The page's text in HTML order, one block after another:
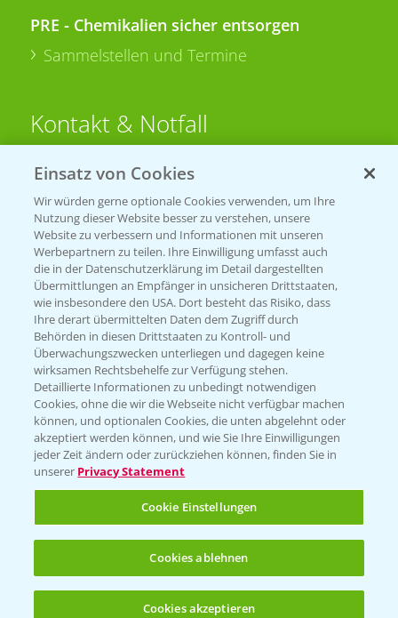
PRE - Chemikalien sicher entsorgen
Sammelstellen und Termine
Kontakt & Notfall
Beratung auf WhatsApp
T.+49 (0)174 346 564 1
KONTAKT
Hilfe in Notfällen
T.+49 (0)214/30-20220
Folgen Sie uns
Einsatz von Cookies
Wir würden gerne optionale Cookies verwenden, um Ihre
Nutzung dieser Website besser zu verstehen, unsere
Website zu verbessern und Informationen mit unseren
Werbepartnern zu teilen. Ihre Einwilligung umfasst auch
die in der Datenschutzerklärung im Detail dargestellten
Übermittlungen an Empfänger in unsicheren Drittstaaten,
wie insbesondere den USA. Dort besteht das Risiko, dass
Ihre derart übermittelten Daten dem Zugriff durch
Behörden in diesen Drittstaaten zu Kontroll- und
Überwachungszwecken unterliegen und dagegen keine
wirksamen Rechtsbehelfe zur Verfügung stehen.
Detaillierte Informationen zu unbedingt notwendigen
Cookies, ohne die wir die Webseite nicht verfügbar machen
können, und optionalen Cookies, die unten abgelehnt oder
akzeptiert werden können, und wie Sie Ihre Einwilligungen
jeder Zeit ändern oder zurückziehen können, finden Sie in
unserer Privacy Statement
Cookie Einstellungen
Cookies ablehnen
Cookies akzeptieren